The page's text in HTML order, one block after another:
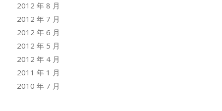
2012 年 8 月
2012 年 7 月
2012 年 6 月
2012 年 5 月
2012 年 4 月
2011 年 1 月
2010 年 7 月